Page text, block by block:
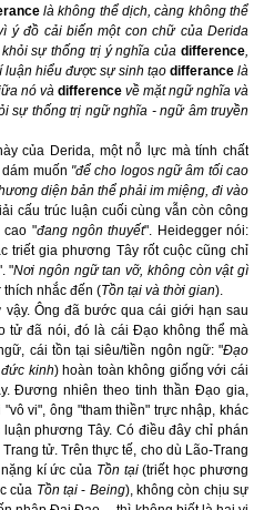
là không thể dịch, càng không thể
ý đồ cải biến một con chữ của Derida
khỏi sự thống trị ý nghĩa củadifference,
luận hiểu được sự sinh tạo differance là
nó và differencevề mặt ngữ nghĩa và
sự thống trị ngữ nghĩa - ngữ âm truyền
của Derida, một nỗ lực mà tính chất
muốn "để cho logos ngữ âm tối cao
diện bản thể phải im miệng, đi vào
cấu trúc luận cuối cùng vẫn còn công
cao "đang ngôn thuyết". Heidegger nói:
triết gia phương Tây rốt cuộc cũng chỉ
"Nơi ngôn ngữ tan vỡ, không còn vật gì
thích nhắc đến (Tồn tại và thời gian).
Ông đã bước qua cái giới hạn sau
tử đã nói, đó là cái Đạo không thể mà
cái tồn tại siêu/tiền ngôn ngữ: "Đạo
kinh) hoàn toàn không giống với cái
Đương nhiên theo tinh thần Đạo gia,
vi", ông "tham thiền" trực nhập, khác
phương Tây. Có điều đây chỉ phán
tử. Trên thực tế, cho dù Lão-Trang
kí ức của Tồn tại(triết học phương
của Tồn tại - Being), không còn chịu sự